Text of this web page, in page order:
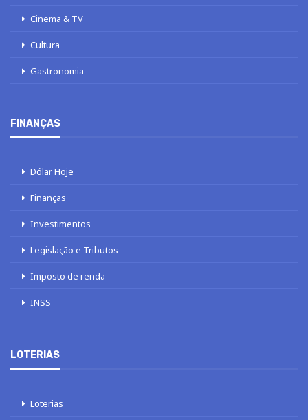
Cinema & TV
Cultura
Gastronomia
FINANÇAS
Dólar Hoje
Finanças
Investimentos
Legislação e Tributos
Imposto de renda
INSS
LOTERIAS
Loterias